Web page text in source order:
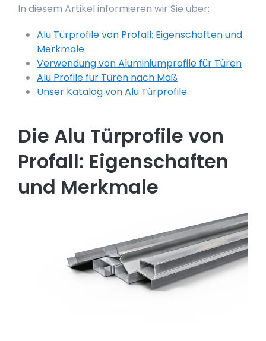
In diesem Artikel informieren wir Sie über:
Alu Türprofile von Profall: Eigenschaften und
Merkmale
Verwendung von Aluminiumprofile für Türen
Alu Profile für Türen nach Maß
Unser Katalog von Alu Türprofile
Die Alu Türprofile von
Profall: Eigenschaften
und Merkmale